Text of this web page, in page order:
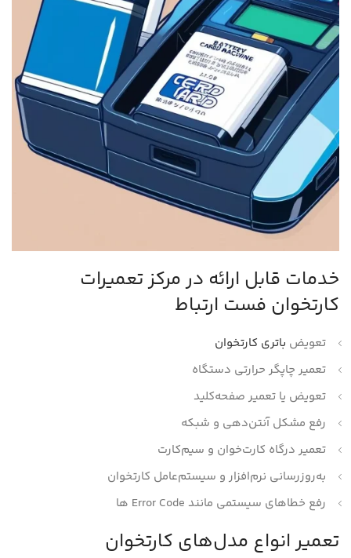
خدمات قابل ارائه در مرکز تعمیرات
کارتخوان فست ارتباط
تعویض باتری کارتخوان
تعمیر چاپگر حرارتی دستگاه
تعویض یا تعمیر صفحه‌کلید
رفع مشکل آنتن‌دهی و شبکه
تعمیر درگاه کارت‌خوان و سیم‌کارت
به‌روزرسانی نرم‌افزار و سیستم‌عامل کارتخوان
رفع خطاهای سیستمی مانند Error Code ها
تعمیر انواع مدل‌های کارتخوان